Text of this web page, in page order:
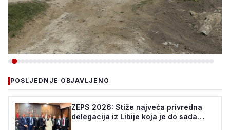
TEŠANJ I USORA OSIGURALI
160.000 POČETNIH ULAGANJA
ZA STADION „TOPOLIK“
POSLJEDNJE OBJAVLJENO
ZEPS 2026: Stiže najveća privredna
delegacija iz Libije koja je do sada